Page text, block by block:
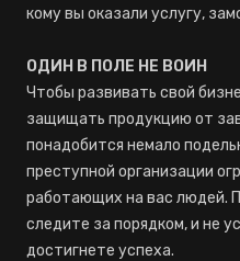
кому вы оказали услугу,
ОДИН В ПОЛЕ НЕ ВОИН
Чтобы развивать свой
защищать продукцию от
понадобится немало
преступной организации
работающих на вас людей.
следите за порядком, и не
достигнете успеха.